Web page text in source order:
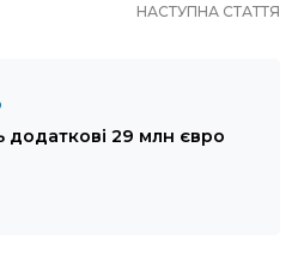
НАСТУПНА СТАТТЯ
додаткові 29 млн євро